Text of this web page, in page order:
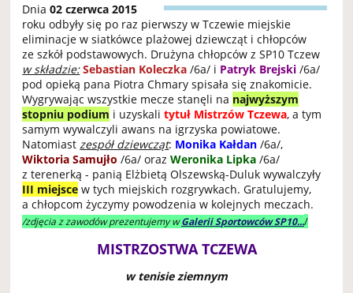
Dnia02 czerwca 2015
roku odbyły się po raz pierwszy w Tczewie miejskie
eliminacje w siatkówce plażowej dziewcząt i chłopców
ze szkół podstawowych. Drużyna chłopców z SP10 Tczew
w składzie: Sebastian Koleczka /6a/ i Patryk Brejski /6a/
pod opieką pana Piotra Chmary spisała się znakomicie.
Wygrywając wszystkie mecze stanęli na najwyższym
stopniu podium i uzyskalitytuł Mistrzów Tczewa, a tym
samym wywalczyli awans na igrzyska powiatowe.
Natomiast zespół dziewcząt: Monika Kałdan /6a/,
Wiktoria Samujło /6a/ orazWeronika Lipka /6a/
z terenerką - panią Elżbietą Olszewską-Duluk wywalczyły
III miejsce w tych miejskich rozgrywkach. Gratulujemy,
a chłopcom życzymy powodzenia w kolejnych meczach.
/zdjęcia z zawodów prezentujemy wGalerii Sportowców SP10.../
MISTRZOSTWA TCZEWA
w tenisie ziemnym